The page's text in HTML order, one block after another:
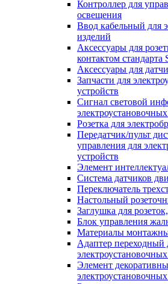
Контроллер для
освещения
Ввод кабельный для
изделий
Аксессуары для
контактом
Аксессуары для
Запчасти для
устройств
Сигнал световой
Розетка для
Передатчик/пульт
управления для
устройств
Элемент
Система датчиков
Переключатель
Настольный
Заглушка для
Блок управления
Материалы
Адаптер переходный
Элемент